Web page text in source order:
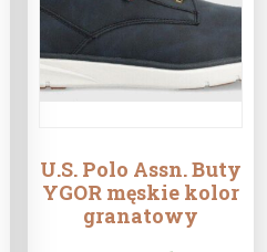
U.S. Polo Assn. Buty
YGOR męskie kolor
granatowy